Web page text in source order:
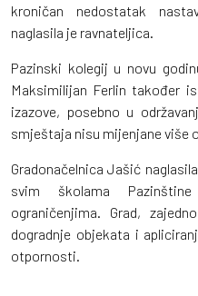
kroničan nedostatak
naglasila je ravnateljica.
Pazinski kolegij u novu
Maksimilijan Ferlin također
izazove, posebno u
smještaja nisu mijenjane više
Gradonačelnica Jašić
svim školama
ograničenjima. Grad,
dogradnje objekata i
otpornosti.